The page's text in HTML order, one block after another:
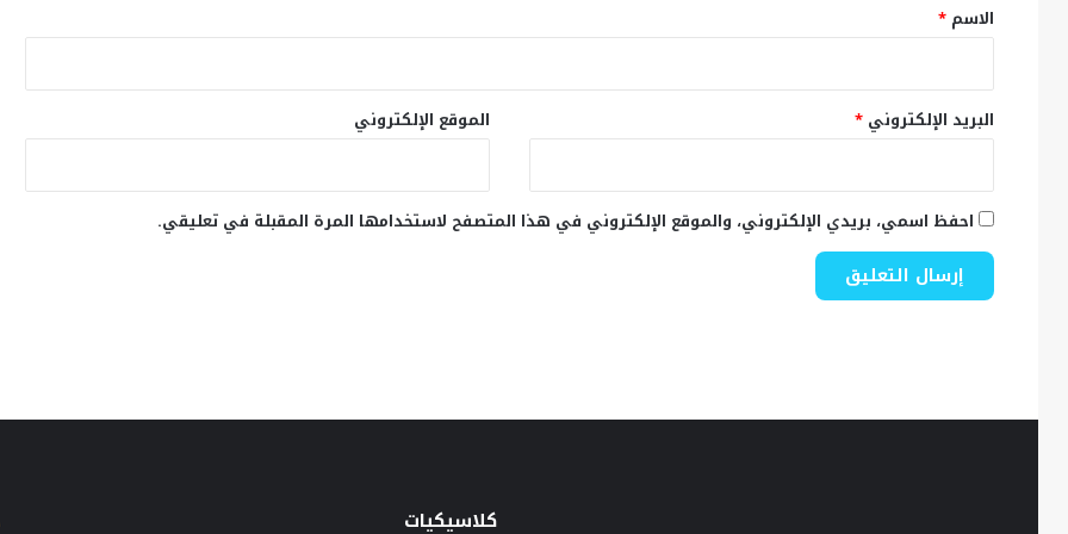
*
الاسم *
البريد الإلكتروني * الموقع الإلكتروني
احفظ اسمي، بريدي الإلكتروني، والموقع الإلكتروني في هذا المتصفح لاستخدامها المرة المقبلة في تعليقي.
كلاسيكيات